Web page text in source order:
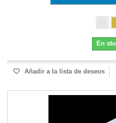
En
Añadir a la lista de deseos